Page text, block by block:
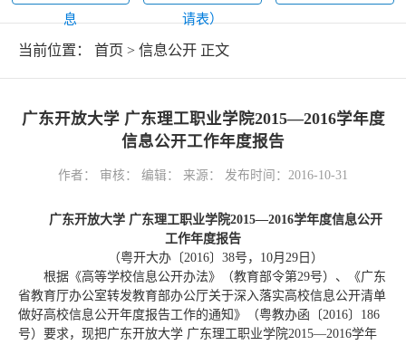
息 请表）
当前位置： 首页 > 信息公开 正文
广东开放大学 广东理工职业学院2015—2016学年度
信息公开工作年度报告
作者： 审核： 编辑： 来源： 发布时间：2016-10-31
广东开放大学 广东理工职业学院2015—2016学年度信息公开
工作年度报告
（粤开大办〔2016〕38号，10月29日）
根据《高等学校信息公开办法》（教育部令第29号）、《广东
省教育厅办公室转发教育部办公厅关于深入落实高校信息公开清单
做好高校信息公开年度报告工作的通知》（粤教办函〔2016〕186
号）要求，现把广东开放大学 广东理工职业学院2015—2016学年